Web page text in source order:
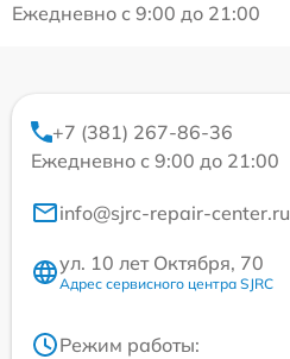
Ежедневно с 9:00 до 21:00
+7 (381) 267-86-36
Ежедневно с 9:00 до 21:00
info@sjrc-repair-center.ru
ул. 10 лет Октября, 70
Адрес сервисного центра SJRC
Режим работы: